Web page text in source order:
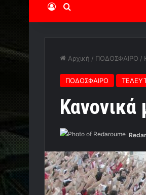
Log InΑναζήτηση
Αρχική / ΠΟΔΟΣΦΑΙΡΟ /
ΠΟΔΟΣΦΑΙΡΟ